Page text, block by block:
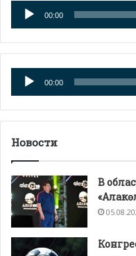
Аудиоплеер
00:00
Аудиоплеер
00:00
Новости
В